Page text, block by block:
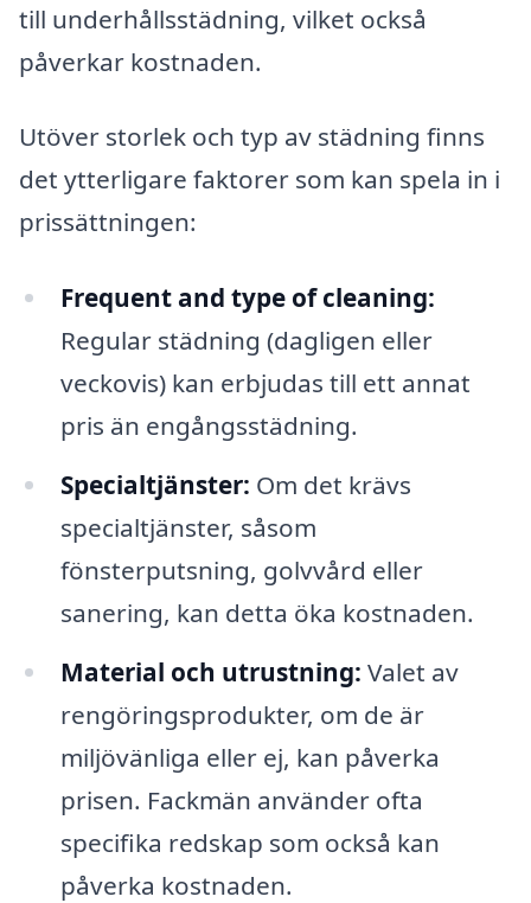
till underhållsstädning, vilket också
påverkar kostnaden.
Utöver storlek och typ av städning finns
det ytterligare faktorer som kan spela in i
prissättningen:
Frequent and type of cleaning:
Regular städning (dagligen eller
veckovis) kan erbjudas till ett annat
pris än engångsstädning.
Specialtjänster: Om det krävs
specialtjänster, såsom
fönsterputsning, golvvård eller
sanering, kan detta öka kostnaden.
Material och utrustning: Valet av
rengöringsprodukter, om de är
miljövänliga eller ej, kan påverka
prisen. Fackmän använder ofta
specifika redskap som också kan
påverka kostnaden.